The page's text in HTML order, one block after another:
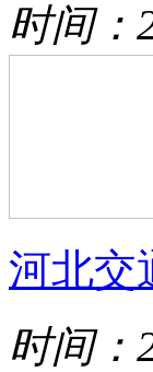
时间：
河北交
时间：